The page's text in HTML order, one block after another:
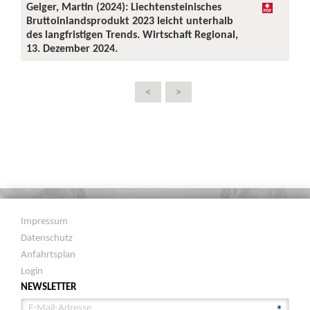
Geiger, Martin (2024): Liechtensteinisches
Bruttoinlandsprodukt 2023 leicht unterhalb
des langfristigen Trends. Wirtschaft Regional,
13. Dezember 2024.
< >
Impressum
Datenschutz
Anfahrtsplan
Login
NEWSLETTER